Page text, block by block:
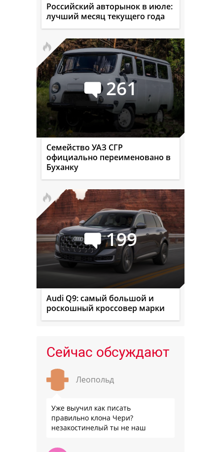
Российский авторынок в июле:
лучший месяц текущего года
261
Семейство УАЗ СГР
официально переименовано в
Буханку
199
Audi Q9: самый большой и
роскошный кроссовер марки
Сейчас обсуждают
Леопольд
Уже выучил как писать
правильно клона Чери?
незакостинелый ты не наш